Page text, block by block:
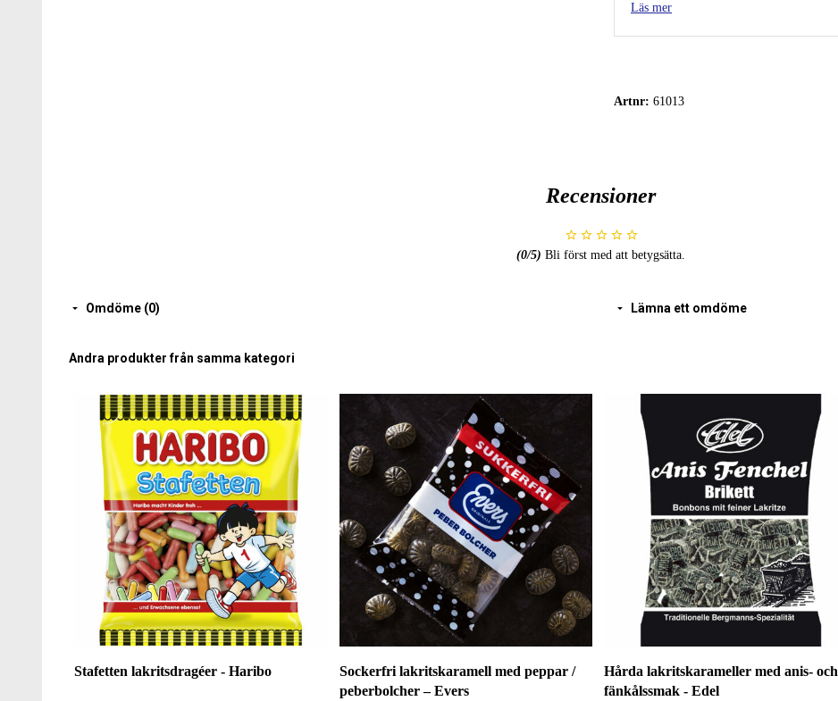
Kan innehålla spår av
Fett < 0,5 g
Kolhydrater 93 g
varav sockerarter 70 g
Läs mer
Artnr: 61013
Recensioner
(0/5) Bli först med att betygsätta.
Omdöme (0) Lämna ett omdöme
Andra produkter från samma kategori
Stafetten lakritsdragéer - Haribo
Sockerfri lakritskaramell med peppar /
peberbolcher – Evers
Hårda lakritskarameller med anis- och
fänkålssmak - Edel